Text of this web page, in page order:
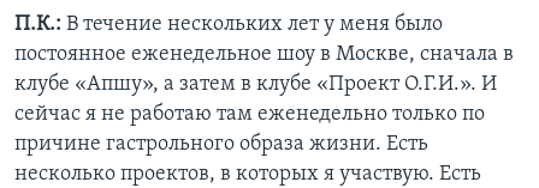
П.К.: В течение нескольких лет у меня было
постоянное еженедельное шоу в Москве, сначала в
клубе «Апшу», а затем в клубе «Проект О.Г.И.». И
сейчас я не работаю там еженедельно только по
причине гастрольного образа жизни. Есть
несколько проектов, в которых я участвую. Есть